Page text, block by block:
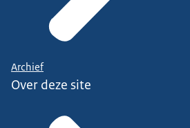
Archief
Over deze site